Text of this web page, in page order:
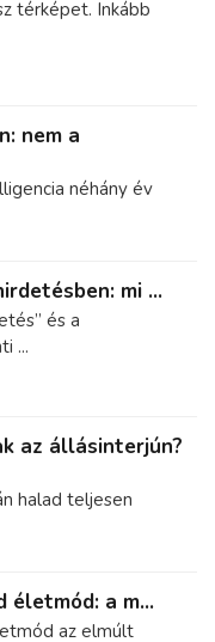
térképet. Inkább
nem a
néhány év
mi ...
és a
...
az állásinterjún?
halad teljesen
életmód: a m...
az elmúlt